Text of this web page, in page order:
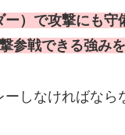
）で攻撃にも
参戦できる強みを
しなければな